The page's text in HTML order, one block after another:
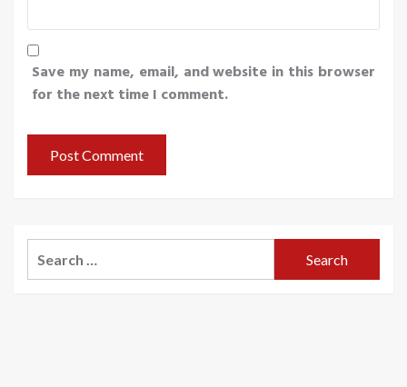
Save my name, email, and website in this browser
for the next time I comment.
Search
for: